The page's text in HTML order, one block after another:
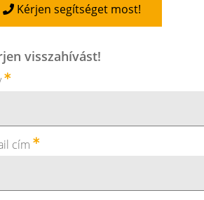
Kérjen segítséget most!
visszahívást!
cím